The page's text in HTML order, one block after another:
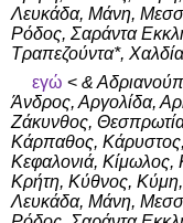
Λευκάδα, Μάνη,
Ρόδος, Σαράντα
Τραπεζούντα*,
εγώ < &
Άνδρος, Αργολίδα,
Ζάκυνθος,
Κάρπαθος,
Κεφαλονιά, Κίμωλος,
Κρήτη, Κύθνος,
Λευκάδα, Μάνη,